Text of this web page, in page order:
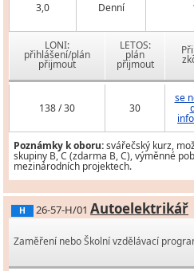
3,0 Denní
LONI:
přihlášení/plán
přijmout
LETOS:
plán
přijmout
138 / 30 30
se
Poznámky k oboru:svářečský kurz,
skupiny B, C (zdarma B, C), výměnné
mezinárodních projektech.
H 26-57-H/01 Autoelektrikář
Zaměření nebo Školní vzdělávací